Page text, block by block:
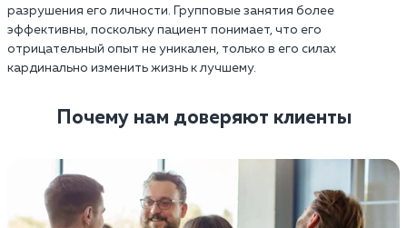
разрушения его личности. Групповые занятия более
эффективны, поскольку пациент понимает, что его
отрицательный опыт не уникален, только в его силах
кардинально изменить жизнь к лучшему.
Почему нам доверяют клиенты